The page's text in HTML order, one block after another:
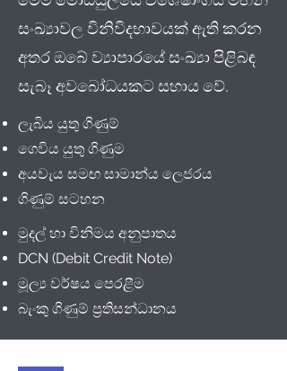
සංඛ්‍යාවල විනිවිදභාවයක් ඇති කරන
අතර ඔබේ ව්‍යාපාරයේ සංඛ්‍යා පිළිබඳ
සැබෑ අවබෝධයකට සහාය වේ.
ලැබිය යුතු ගිණුම්
ගෙවිය යුතු ගිණුම
අයවැය සමඟ සාමාන්ය ලෙජරය
ගිණුම් සටහන
මුදල් හා විනිමය අනුපාතය
DCN (Debit Credit Note)
මූල්‍ය වර්ෂය පෙරළීම
බැංකු ගිණුම් ප්‍රතිසන්ධානය